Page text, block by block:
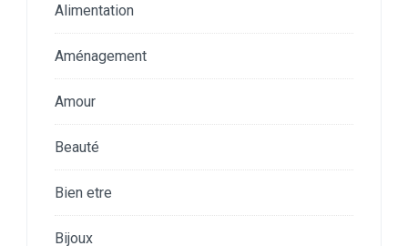
Alimentation
Aménagement
Amour
Beauté
Bien etre
Bijoux